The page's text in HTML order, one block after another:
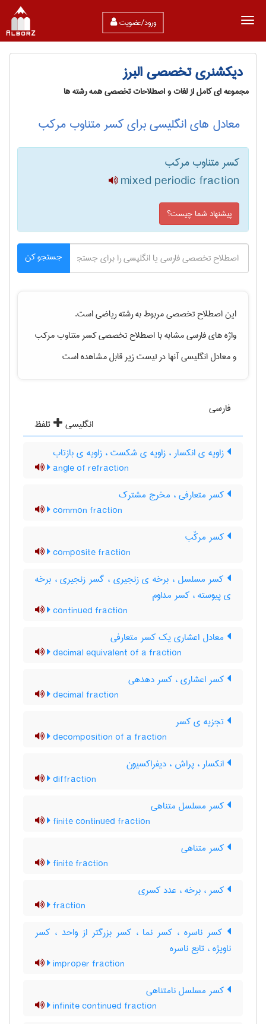
ورود/عضویت
دیکشنری تخصصی البرز
مجموعه ای کامل از لغات و اصطلاحات تخصصی همه رشته ها
معادل های انگلیسی برای کسر متناوب مرکب
کسر متناوب مرکب
mixed periodic fraction
پیشنهاد شما چیست؟
جستجو کن
این اصطلاح تخصصی مربوط به رشتهرياضیاست.
واژه های فارسی مشابه با اصطلاح تخصصیکسر متناوب مرکب
و معادل انگلیسی آنها در لیست زیر قابل مشاهده است
فارسی
انگلیسی
تلفظ
زاویه ی انکسار ، زاویه ی شکست ، زاویه ی بازتاب
angle of refraction
کسر متعارفی ، مخرج مشترک
common fraction
کسر مرکّب
composite fraction
کسر مسلسل ، برخه ی زنجیری ، گسر زنجیری ، برخه
ی پیوسته ، کسر مداوم
continued fraction
معادل اعشاری یک کسر متعارفی
decimal equivalent of a fraction
کسر اعشاری ، کسر دهدهی
decimal fraction
تجزیه ی کسر
decomposition of a fraction
انکسار ، پراش ، دیفراکسیون
diffraction
کسر مسلسل متناهی
finite continued fraction
کسر متناهی
finite fraction
کسر ، برخه ، عدد کسری
fraction
کسر ناسره ، کسر نما ، کسر بزرگتر از واحد ، کسر
ناویژه ، تابع ناسره
improper fraction
کسر مسلسل نامتناهی
infinite continued fraction